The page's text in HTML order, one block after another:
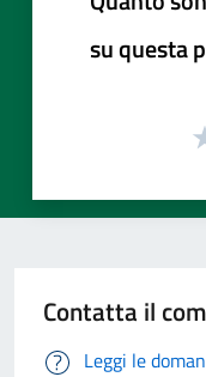
su questa
Contatta il
Leggi le